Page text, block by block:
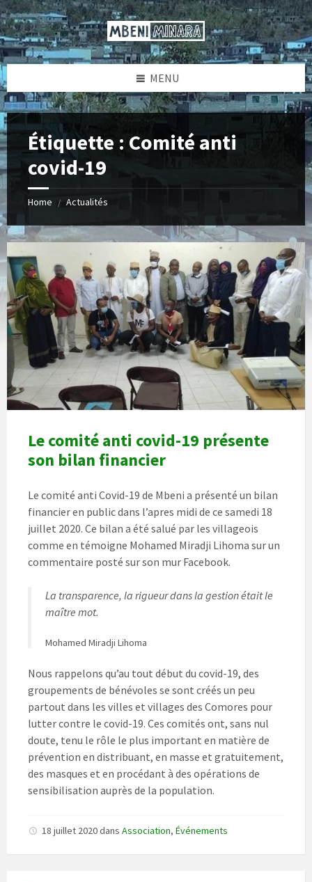
Skip
to
content
Skip
to
left
sidebar
Skip
to
right
sidebar
Skip
to
footer
MENU
Étiquette : Comité anti
covid-19
Home / Actualités
Le comité anti covid-19 présente
son bilan financier
Le comité anti Covid-19 de Mbeni a présenté un bilan
financier en public dans l’apres midi de ce samedi 18
juillet 2020. Ce bilan a été salué par les villageois
comme en témoigne Mohamed Miradji Lihoma sur un
commentaire posté sur son mur Facebook.
La transparence, la rigueur dans la gestion était le
maître mot.
Mohamed Miradji Lihoma
Nous rappelons qu’au tout début du covid-19, des
groupements de bénévoles se sont créés un peu
partout dans les villes et villages des Comores pour
lutter contre le covid-19. Ces comités ont, sans nul
doute, tenu le rôle le plus important en matière de
prévention en distribuant, en masse et gratuitement,
des masques et en procédant à des opérations de
sensibilisation auprès de la population.
18 juillet 2020dans Association, Événements